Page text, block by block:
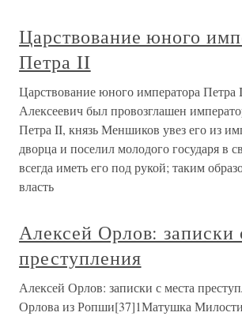
Царствование юного
Петра II
Царствование юного императора Петра
Алексеевич был провозглашен
Петра II, князь Меншиков увез его из
дворца и поселил молодого государя в
всегда иметь его под рукой; таким
власть
Алексей Орлов: записки
преступления
Алексей Орлов: записки с места
Орлова из Ропши[37]1Матушка